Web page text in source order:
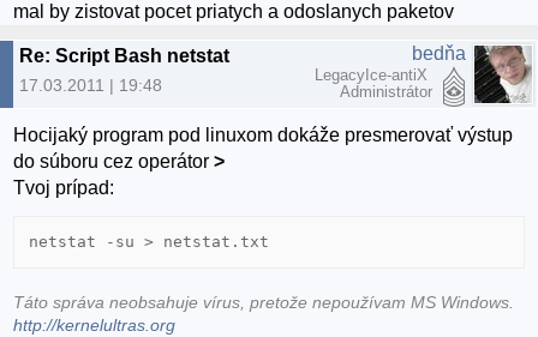
mal by zistovat pocet priatych a odoslanych paketov
Re: Script Bash netstat
17.03.2011 | 19:48
bedňa
LegacyIce-antiX
Administrátor
Hocijaký program pod linuxom dokáže presmerovať výstup
do súboru cez operátor>
Tvoj prípad:
netstat -su > netstat.txt
Táto správa neobsahuje vírus, pretože nepoužívam MS Windows.
http://kernelultras.org